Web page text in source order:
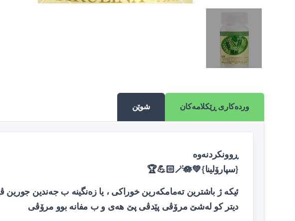
وردەکاری ڕێکلامەکان شوێن
ڕوونکردنەوە
{سپارۆلینا}💚🪄🪷💪🏻🏆
ئیکە ژ باشترین تەمامکەرین خوراکی ، یا زەنگینه ب جەندین جورین
دیتر كو له‌شێ مرۆڤی پێدڤی پێ هه‌ی و ب مفانه‌ بوو مرۆڤی